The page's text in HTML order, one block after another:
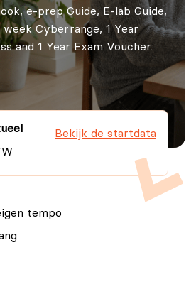
e-prep Guide, E-lab Guide,
week Cyberrange, 1 Year
and 1 Year Exam Voucher.
Bekijk de startdata
tempo